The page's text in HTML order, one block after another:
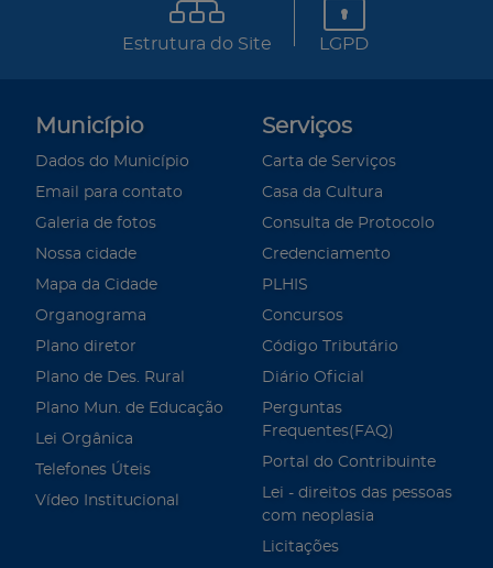
Estrutura do Site LGPD
Município
Dados do Município
Email para contato
Galeria de fotos
Nossa cidade
Mapa da Cidade
Organograma
Plano diretor
Plano de Des. Rural
Plano Mun. de Educação
Lei Orgânica
Telefones Úteis
Vídeo Institucional
Serviços
Carta de Serviços
Casa da Cultura
Consulta de Protocolo
Credenciamento
PLHIS
Concursos
Código Tributário
Diário Oficial
Perguntas
Frequentes(FAQ)
Portal do Contribuinte
Lei - direitos das pessoas
com neoplasia
Licitações